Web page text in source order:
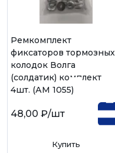
Ремкомплект
фиксаторов тормозных
колодок Волга
(солдатик) комплект
4шт. (АМ 1055)
48,00 ₽/шт
Купить